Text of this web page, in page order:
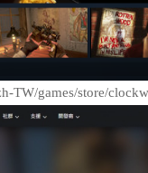
games/store/